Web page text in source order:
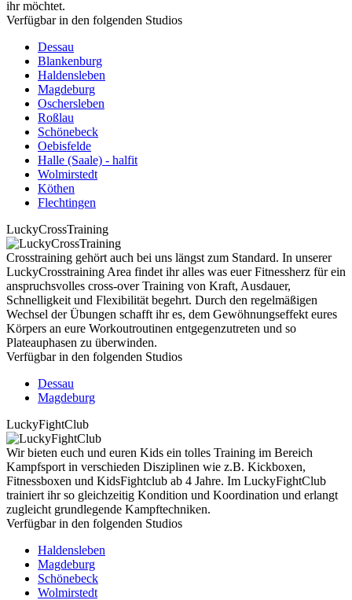
ihr möchtet.
Verfügbar in den folgenden Studios
Dessau
Blankenburg
Haldensleben
Magdeburg
Oschersleben
Roßlau
Schönebeck
Oebisfelde
Halle (Saale) - halfit
Wolmirstedt
Köthen
Flechtingen
LuckyCrossTraining
Crosstraining gehört auch bei uns längst zum Standard. In unserer
LuckyCrosstraining Area findet ihr alles was euer Fitnessherz für ein
anspruchsvolles cross-over Training von Kraft, Ausdauer,
Schnelligkeit und Flexibilität begehrt. Durch den regelmäßigen
Wechsel der Übungen schafft ihr es, dem Gewöhnungseffekt eures
Körpers an eure Workoutroutinen entgegenzutreten und so
Plateauphasen zu überwinden.
Verfügbar in den folgenden Studios
Dessau
Magdeburg
LuckyFightClub
Wir bieten euch und euren Kids ein tolles Training im Bereich
Kampfsport in verschieden Disziplinen wie z.B. Kickboxen,
Fitnessboxen und KidsFightclub ab 4 Jahre. Im LuckyFightClub
trainiert ihr so gleichzeitig Kondition und Koordination und erlangt
zugleicht grundlegende Kampftechniken.
Verfügbar in den folgenden Studios
Haldensleben
Magdeburg
Schönebeck
Wolmirstedt